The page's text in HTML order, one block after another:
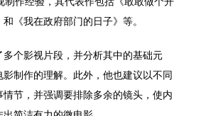
《我在政府部门的日子》等。
个影视片段，并分析其中的基础元
制作的理解。此外，他也建议以不同
节，并强调要排除多余的镜头，使内